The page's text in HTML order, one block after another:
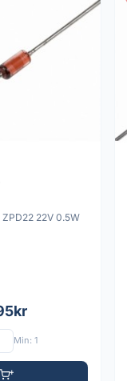
22V 0.5W
Min: 1